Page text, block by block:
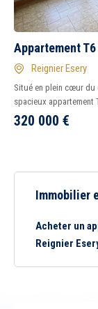
1 2
Balcon
Parking
Appartement
Reignier Esery
Situé en plein cœur du
spacieux appartement
320 000 €
Immobilier
Acheter un
Reignier